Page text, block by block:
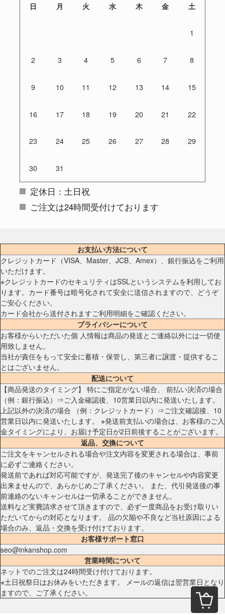
日 月 火 水 木 金 土
1
2 3 4 5 6 7 8
9 10 11 12 13 14 15
16 17 18 19 20 21 22
23 24 25 26 27 28 29
30 31
定休日：土日祝
ご注文は24時間受付けております
お支払い方法について
クレジットカード（VISA、Master、JCB、Amex）、銀行振込をご利用
いただけます。
※クレジットカードのセキュリティはSSLというシステムを利用してお
ります。カード番号は暗号化されて安全に送信されますので、どうぞ
ご安心ください。
カード会社から送付されますご利用明細をご確認ください。
プライバシーについて
お客様からいただいた個 人情報は商品の発送とご連絡以外には一切使
用致しません。
当社が責任をもって安全に蓄積・保管し、第三者に譲渡・提供するこ
とはございません。
配送について
【商品発送のタイミング】 特にご指定がない場合、 前払い決済の場合
（例：銀行振込）⇒ご入金確認後、10営業日以内に発送いたします。
上記以外の決済の場合 （例：クレジットカード）⇒ご注文確認後、10
営業日以内に発送いたします。 ※発送前支払いの場合は、お客様のご入
金タイミングにより、お届け予定日が2日前後することがございます。
返品、交換について
ご注文をキャンセルされる場合や注文内容を変更される場合は、事前
に必ずご連絡ください。
発送前であれば対応可能ですが、発送完了後のキャンセルや内容変更
出来ませんので、あらかじめご了承ください。 また、代引発送後の事
前連絡のないキャンセルは一切承ることができません。
送料など実費請求させて頂きますので、必ず一度商品をお受け取りい
ただいてからの対応となります。 品の欠陥や不良など当社原因による
場合のみ、返品・交換を受け付けております。
お客様サポート窓口
seo@inkanshop.com
営業時間について
ネットでのご注文は24時間受け付けております。
※土日祝祭日はお休みをいただきます。 メールの返信は翌営業日となり
ますので、ご了承ください。